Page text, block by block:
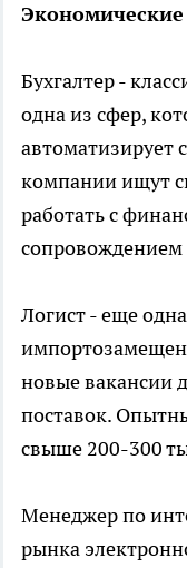
Бухгалтер -
одна из сфер,
компании ищут
работать с
Логист - еще
новые вакансии
поставок.
свыше 200-300
Менеджер по
рынка